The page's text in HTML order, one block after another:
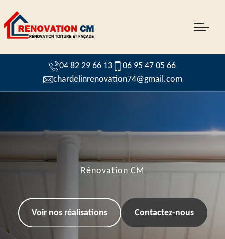
04 82 29 66 13
06 95 47 05 66
chardelinrenovation74@gmail.com
Rénovation CM
Voir nos réalisations Contactez-nous